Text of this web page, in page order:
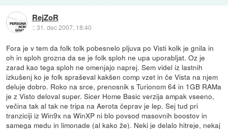
RejZoR
::31. dec 2007, 18:40
Fora je v tem da folk tolk pobesnelo pljuva po Visti kolk je gnila in
oh in sploh grozna da se je folk sploh ne upa uporabljat. Oz je
zarad kao tega sploh ne omenjajo naprej. Sem videl iz lastnih
izkušenj ko je folk spraševal kakšen comp vzet in če Vista na njem
deluje dobro. Roko na srce, prenosnik s Turionom 64 in 1GB RAMa
je z Visto deloval super. Sicer Home Basic verzija ampak vseeno,
večina tak al tak ne tripa na Aerota čeprav je lep. Sej tud pri
tranziciji iz Win9x na WinXP ni blo povsod masovnih boostov in
samega medu in limonade (al kako že). Neki je delalo hitreje, nekaj